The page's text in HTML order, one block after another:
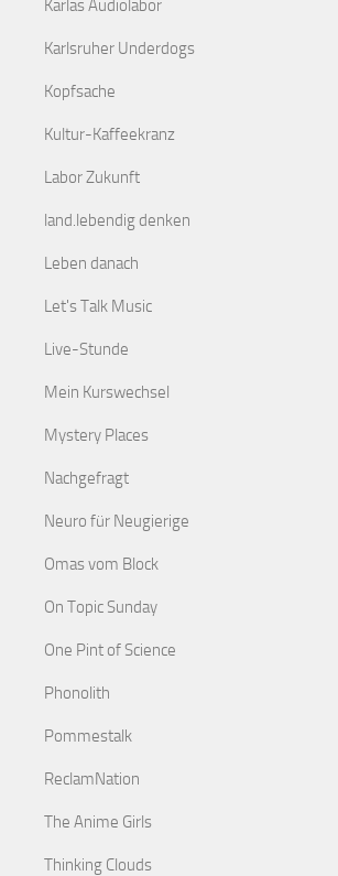
Karlas Audiolabor
Karlsruher Underdogs
Kopfsache
Kultur-Kaffeekranz
Labor Zukunft
land.lebendig denken
Leben danach
Let's Talk Music
Live-Stunde
Mein Kurswechsel
Mystery Places
Nachgefragt
Neuro für Neugierige
Omas vom Block
On Topic Sunday
One Pint of Science
Phonolith
Pommestalk
ReclamNation
The Anime Girls
Thinking Clouds